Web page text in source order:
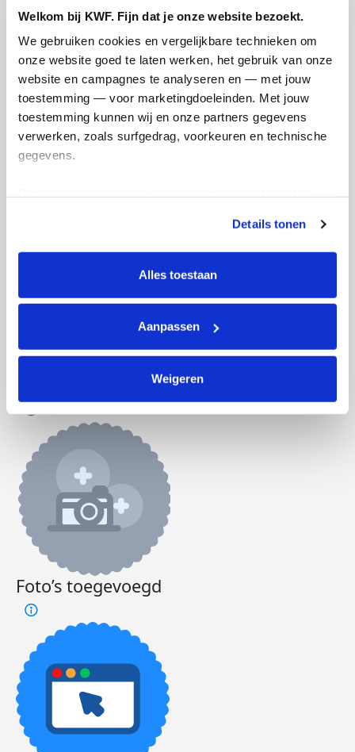
Welkom bij KWF. Fijn dat je onze website bezoekt.
We gebruiken cookies en vergelijkbare technieken om
onze website goed te laten werken, het gebruik van onze
website en campagnes te analyseren en — met jouw
toestemming — voor marketingdoeleinden. Met jouw
toestemming kunnen wij en onze partners gegevens
verwerken, zoals surfgedrag, voorkeuren en technische
gegevens.
tonen. Je kunt je toestemming op elk moment wijzigen of
intrekken via Cookie instellingen onderaan de pagina. De
lijst met cookies is te vinden in het tabblad “details”.
Details tonen
Alles toestaan
Aanpassen
Weigeren
Ik wil bijdragen aan de transactiekosten
en betaal €0.75 extra.
Opgehaald Streefbedrag
Word lid van ons team
Jacco's badges
Foto’s toegevoegd